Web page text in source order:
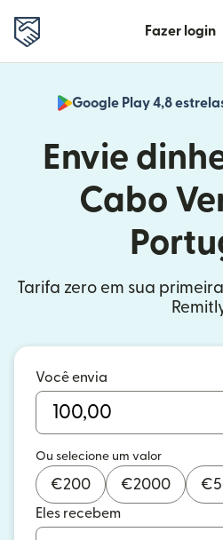
Fazer login
Google Play 4,8
Envie
Cabo
Tarifa zero em sua
Você envia
Ou selecione um valor
€200 €2000 €
Eles recebem